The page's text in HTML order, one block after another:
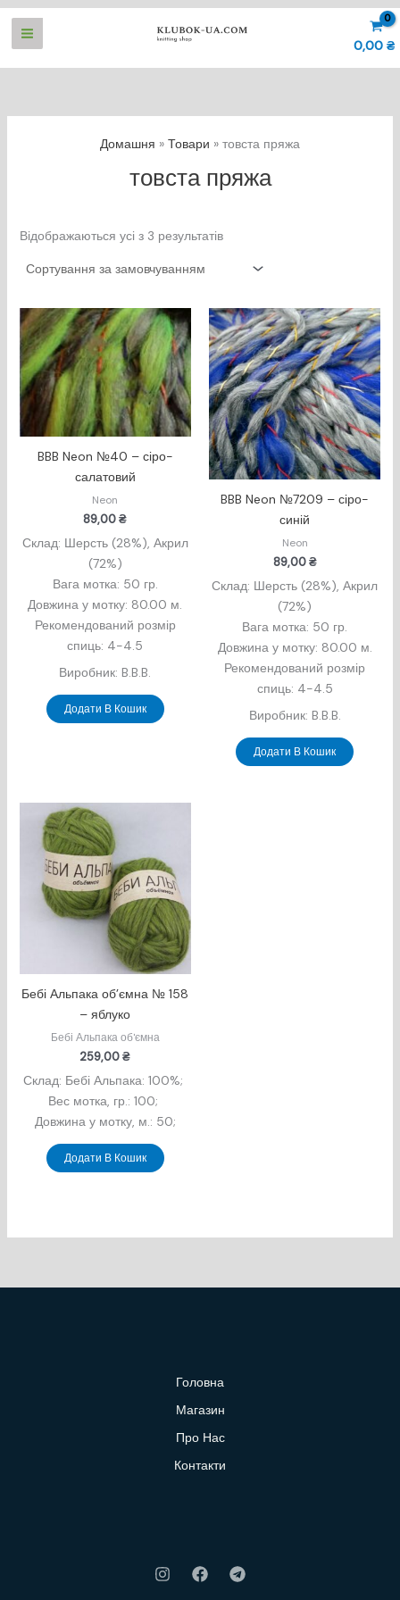
Перейти
0,00 ₴
Домашня Товари товста пряжа
товста пряжа
Відображаються усі з 3 результатів
BBB Neon №40 – сіро-
салатовий
Neon
89,00₴
Склад: Шерсть (28%), Акрил
(72%)
Вага мотка: 50 гр.
Довжина у мотку: 80.00 м.
Рекомендований розмір
спиць: 4-4.5
Виробник: B.B.B.
Додати В Кошик
BBB Neon №7209 – сіро-
синій
Neon
89,00₴
Склад: Шерсть (28%), Акрил
(72%)
Вага мотка: 50 гр.
Довжина у мотку: 80.00 м.
Рекомендований розмір
спиць: 4-4.5
Виробник: B.B.B.
Додати В Кошик
Бебі Альпака об’ємна № 158
– яблуко
Бебі Альпака об'ємна
259,00₴
Склад: Бебі Альпака: 100%;
Вес мотка, гр.: 100;
Довжина у мотку, м.: 50;
Додати В Кошик
Головна
Магазин
Про Нас
Контакти